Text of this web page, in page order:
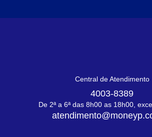
Central de Atendimento
4003-8389
De 2ª a 6ª das 8h00 as 18h00,